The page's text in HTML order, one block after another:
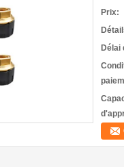
Prix:
Délai